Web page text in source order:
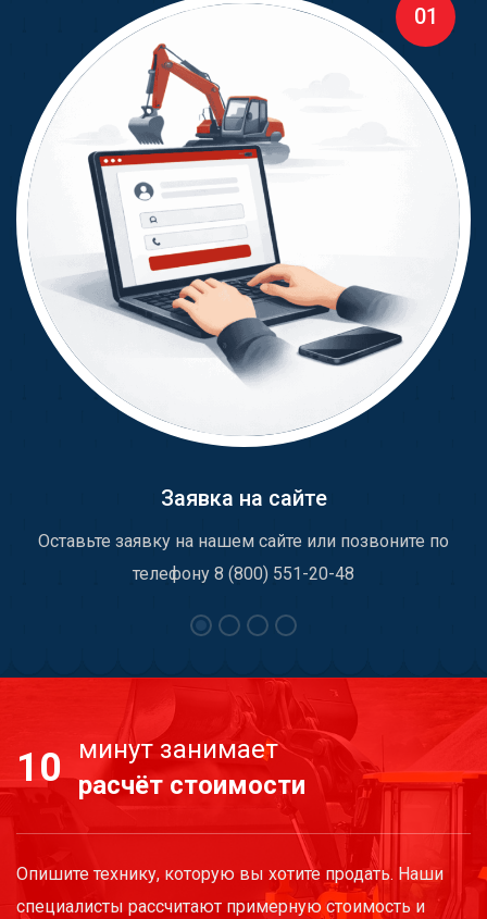
01
Заявка на сайте
Оставьте заявку на нашем сайте или позвоните по
телефону 8 (800) 551-20-48
10
минут занимает
расчёт стоимости
Опишите технику, которую вы хотите продать. Наши
специалисты рассчитают примерную стоимость и